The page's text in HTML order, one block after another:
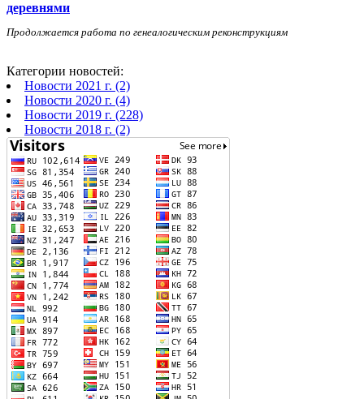
деревнями
Продолжается работа по генеалогическим реконструкциям
Категории новостей:
Новости 2021 г. (2)
Новости 2020 г. (4)
Новости 2019 г. (228)
Новости 2018 г. (2)